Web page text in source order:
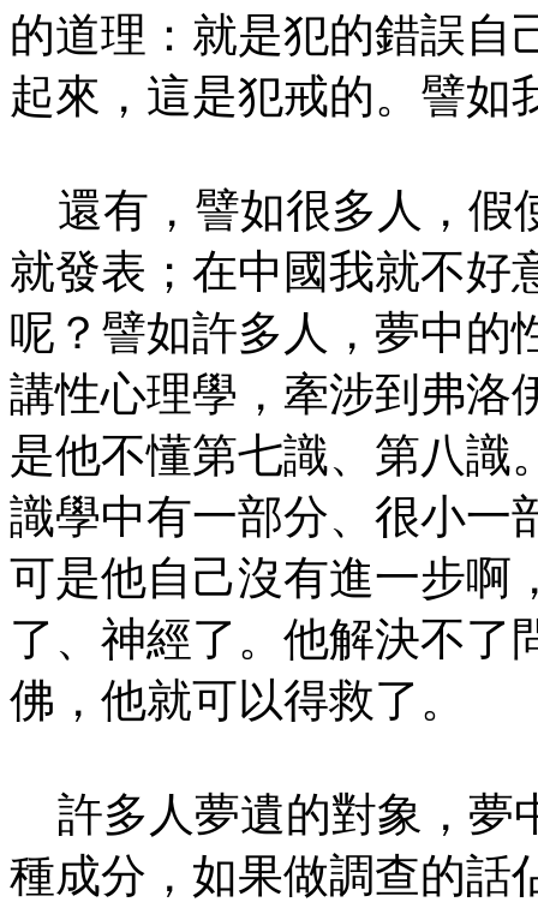
的道理：就是犯的錯誤自
起來，這是犯戒的。譬如
還有，譬如很多人，假
就發表；在中國我就不好
呢？譬如許多人，夢中的
講性心理學，牽涉到弗洛
是他不懂第七識、第八識
識學中有一部分、很小一
可是他自己沒有進一步啊
了、神經了。他解決不了
佛，他就可以得救了。
許多人夢遺的對象，夢
種成分，如果做調查的話